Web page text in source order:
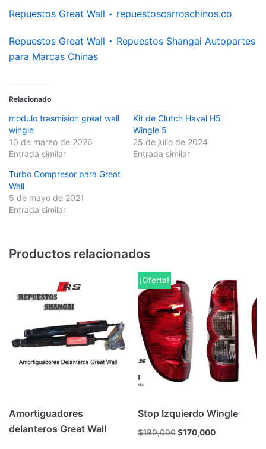
Repuestos Great Wall ‣ repuestoscarroschinos.co
Repuestos Great Wall ‣ Repuestos Shangai Autopartes
para Marcas Chinas
Relacionado
modulo trasmision great wall
wingle
10 de marzo de 2026
Entrada similar
Kit de Clutch Haval H5
Wingle 5
25 de julio de 2024
Entrada similar
Turbo Compresor para Great
Wall
5 de mayo de 2021
Entrada similar
Productos relacionados
Amortiguadores
delanteros Great Wall
¡Oferta!
Stop Izquierdo Wingle
$180,000$170,000